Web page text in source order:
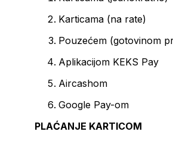
Karticama (na rate)
Pouzećem (gotovinom
Aplikacijom KEKS Pay
Aircashom
Google Pay-om
PLAĆANJE KARTICOM